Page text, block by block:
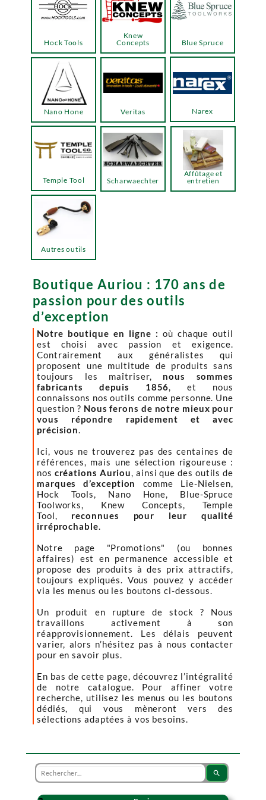
Boutique Auriou : 170 ans de
passion pour des outils
d’exception
Notre boutique en ligne : où chaque outil
est choisi avec passion et exigence.
Contrairement aux généralistes qui
proposent une multitude de produits sans
toujours les maîtriser, nous sommes
fabricants depuis 1856, et nous
connaissons nos outils comme personne. Une
question ? Nous ferons de notre mieux pour
vous répondre rapidement et avec
précision.
Ici, vous ne trouverez pas des centaines de
références, mais une sélection rigoureuse :
nos créations Auriou, ainsi que des outils de
marques d’exception
comme Lie-Nielsen,
Hock Tools, Nano Hone, Blue-Spruce
Toolworks, Knew Concepts, Temple
Tool, reconnues pour leur qualité
irréprochable.
Notre page "Promotions" (ou bonnes
affaires) est en permanence accessible et
propose des produits à des prix attractifs,
toujours expliqués. Vous pouvez y accéder
via les menus ou les boutons ci-dessous.
Un produit en rupture de stock ? Nous
travaillons activement à son
réapprovisionnement. Les délais peuvent
varier, alors n’hésitez pas à nous contacter
pour en savoir plus.
En bas de cette page, découvrez l’intégralité
de notre catalogue. Pour affiner votre
recherche, utilisez les menus ou les boutons
dédiés, qui vous mèneront vers des
sélections adaptées à vos besoins.
Hock Tools
Knew
Concepts
Temple Tool
Blue Spruce
Narex
Veritas
Nano Hone
Autres outils
Scharwaechter
Affûtage et
entretien
search